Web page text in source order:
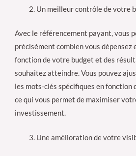
Un meilleur contrôle de votre
Avec le référencement payant, vous
précisément combien vous dépensez
fonction de votre budget et des
souhaitez atteindre. Vous pouvez
les mots-clés spécifiques en fonction
ce qui vous permet de maximiser
investissement.
Une amélioration de votre